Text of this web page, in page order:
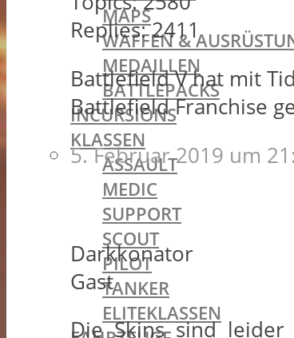
MAPS
WAFFEN &
MEDAILLEN
BATTLEPACKS
INCURSIONS
KLASSEN
ASSAULT
MEDIC
SUPPORT
SCOUT
PILOT
TANKER
ELITEKLASSEN
Replies: 2411
Battlefield V hat mit
Battlefield Franchise
5. Februar 2019 um
Darkkonator
Gast
Die Skins sind leider